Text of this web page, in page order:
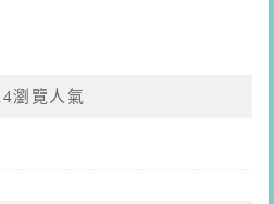
瀏覽人氣